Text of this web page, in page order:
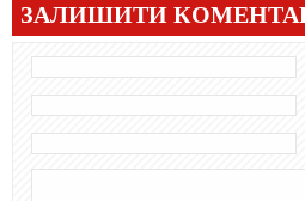
ЗАЛИШИТИ